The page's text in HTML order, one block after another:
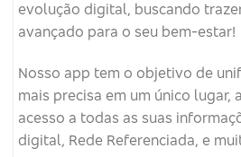
evolução digital, buscando
avançado para o seu bem-estar!
Nosso app tem o objetivo de
mais precisa em um único lugar,
acesso a todas as suas
digital, Rede Referenciada, e